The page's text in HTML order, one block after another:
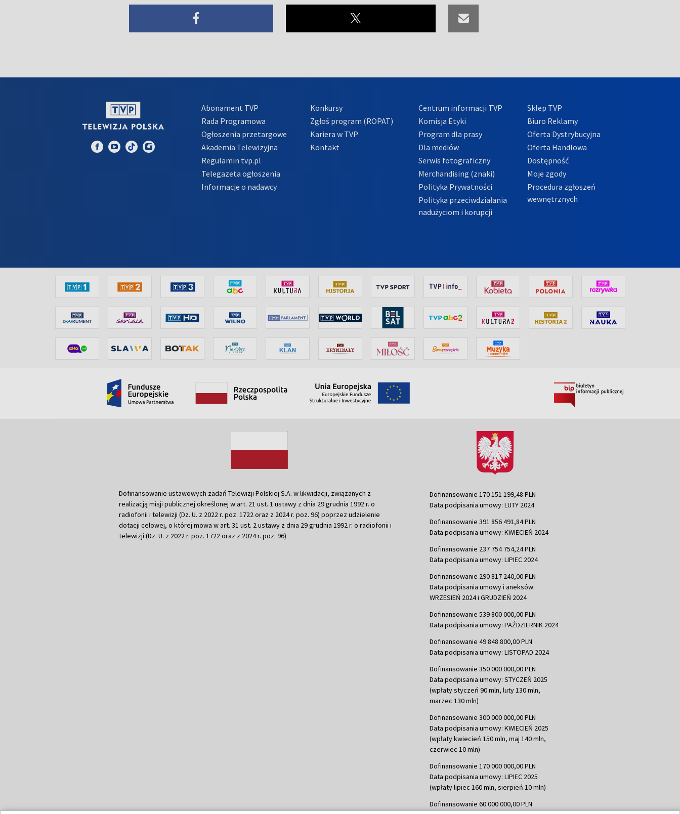
Abonament TVP
Rada Programowa
Ogłoszenia przetargowe
Akademia Telewizyjna
Regulamin tvp.pl
Telegazeta ogłoszenia
Informacje o nadawcy
Konkursy
Zgłoś program (ROPAT)
Kariera w TVP
Kontakt
Centrum informacji TVP
Komisja Etyki
Program dla prasy
Dla mediów
Serwis fotograficzny
Merchandising (znaki)
Polityka Prywatności
Polityka przeciwdziałania
nadużyciom i korupcji
Sklep TVP
Biuro Reklamy
Oferta Dystrybucyjna
Oferta Handlowa
Dostępność
Moje zgody
Procedura zgłoszeń
wewnętrznych
Dofinansowanie ustawowych zadań Telewizji Polskiej S.A. w likwidacji, związanych z
realizacją misji publicznej określonej w art. 21 ust. 1 ustawy z dnia 29 grudnia 1992 r. o
radiofonii i telewizji (Dz. U. z 2022 r. poz. 1722 oraz z 2024 r. poz. 96) poprzez udzielenie
dotacji celowej, o której mowa w art. 31 ust. 2 ustawy z dnia 29 grudnia 1992 r. o radiofonii i
telewizji (Dz. U. z 2022 r. poz. 1722 oraz z 2024 r. poz. 96)
Dofinansowanie 170 151 199,48 PLN
Data podpisania umowy: LUTY 2024
Dofinansowanie 391 856 491,84 PLN
Data podpisania umowy: KWIECIEŃ 2024
Dofinansowanie 237 754 754,24 PLN
Data podpisania umowy: LIPIEC 2024
Dofinansowanie 290 817 240,00 PLN
Data podpisania umowy i aneksów:
WRZESIEŃ 2024 i GRUDZIEŃ 2024
Dofinansowanie 539 800 000,00 PLN
Data podpisania umowy: PAŹDZIERNIK 2024
Dofinansowanie 49 848 800,00 PLN
Data podpisania umowy: LISTOPAD 2024
Dofinansowanie 350 000 000,00 PLN
Data podpisania umowy: STYCZEŃ 2025
(wpłaty styczeń 90 mln, luty 130 mln,
marzec 130 mln)
Dofinansowanie 300 000 000,00 PLN
Data podpisania umowy: KWIECIEŃ 2025
(wpłaty kwiecień 150 mln, maj 140 mln,
czerwiec 10 mln)
Dofinansowanie 170 000 000,00 PLN
Data podpisania umowy: LIPIEC 2025
(wpłaty lipiec 160 mln, sierpień 10 mln)
Dofinansowanie 60 000 000,00 PLN